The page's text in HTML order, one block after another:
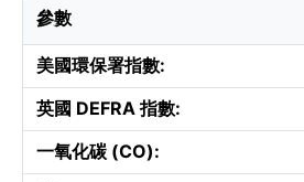
參數
美國環保署指數:
英國 DEFRA 指數:
一氧化碳 (CO):